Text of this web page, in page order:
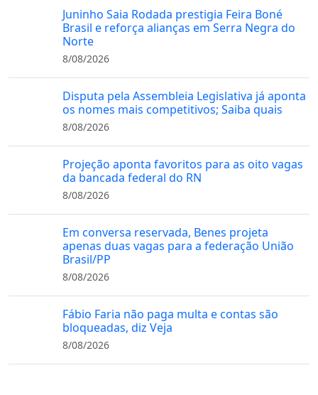
Juninho Saia Rodada prestigia Feira Boné
Brasil e reforça alianças em Serra Negra do
Norte
8/08/2026
Disputa pela Assembleia Legislativa já aponta
os nomes mais competitivos; Saiba quais
8/08/2026
Projeção aponta favoritos para as oito vagas
da bancada federal do RN
8/08/2026
Em conversa reservada, Benes projeta
apenas duas vagas para a federação União
Brasil/PP
8/08/2026
Fábio Faria não paga multa e contas são
bloqueadas, diz Veja
8/08/2026